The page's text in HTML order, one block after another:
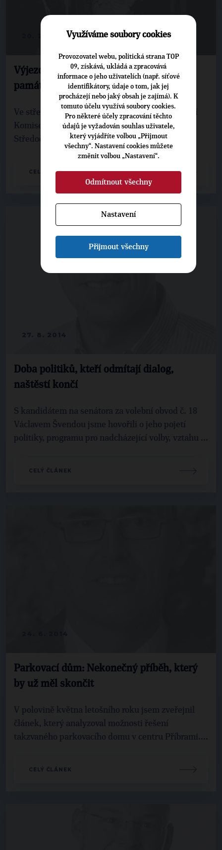
Výjezdní zasedání Komise pro kulturu a
památkovou péči v Příbrami
Ve středu 18. 2. 2015 proběhlo výjezdní zasedání
Komise pro kulturu a památkovou péči
Středočeského kraje v Příbrami.
CELÝ ČLÁNEK
Doba politiků, kteří odmítají dialog,
naštěstí končí
S kandidátem na senátora za volební obvod č. 18
Václavem Švendou jsme hovořili o jeho pojetí
politiky, programu pro nadcházející volby, vztahu ...
CELÝ ČLÁNEK
Parkovací dům: Nekonečný příběh, který
by už měl skončit
V polovině května letošního roku jsem zveřejnil
článek, který analyzoval možnosti řešení
takzvaného parkovacího domu v centru Příbrami....
CELÝ ČLÁNEK
Využíváme soubory cookies
Provozovatel webu, politická strana TOP
09, získává, ukládá a zpracovává
informace o jeho uživatelích (např. síťové
identifikátory, údaje o tom, jak jej
procházejí nebo jaký obsah je zajímá). K
tomuto účelu využívá soubory cookies.
Pro některé účely zpracování těchto
údajů je vyžadován souhlas uživatele,
který vyjádříte volbou „Přijmout
všechny“. Nastavení cookies můžete
změnit volbou „Nastavení“.
Odmítnout všechny
Nastavení
Přijmout všechny